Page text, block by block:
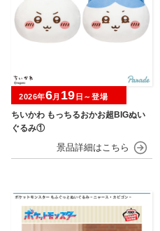
ちいかわ もっちるおかお超BIGぬい
ぐるみ①
2026年6月 19 日～登場